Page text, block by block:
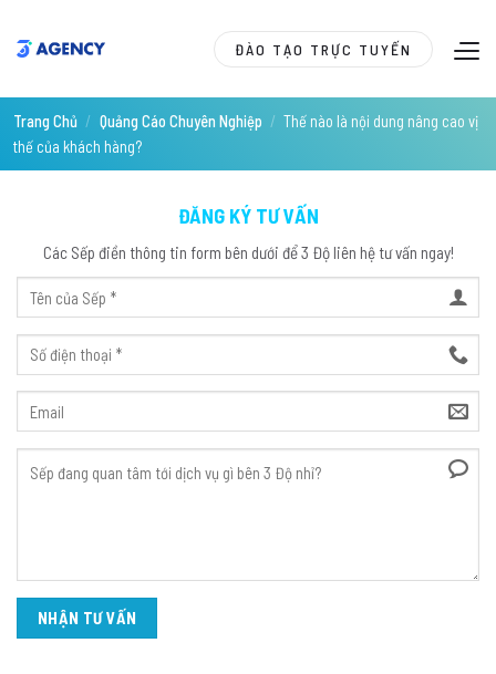
ĐÀO TẠO TRỰC TUYẾN
Trang Chủ / Quảng Cáo Chuyên Nghiệp / Thế nào là nội dung nâng cao vị
thế của khách hàng?
ĐĂNG KÝ TƯ VẤN
Các Sếp điền thông tin form bên dưới để 3 Độ liên hệ tư vấn ngay!